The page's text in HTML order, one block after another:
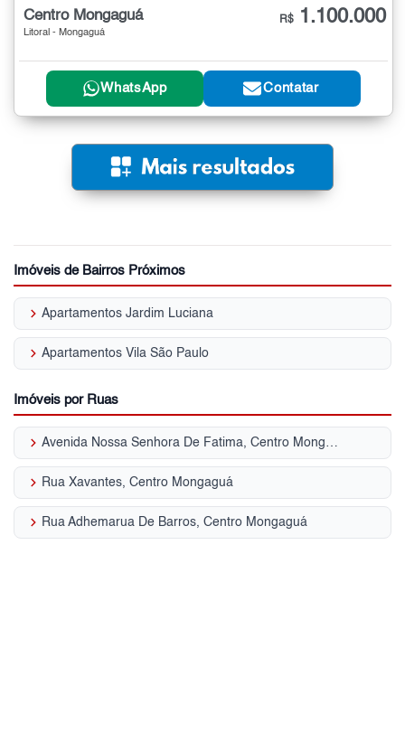
Centro Mongaguá
Litoral - Mongaguá
R$ 1.100.000
WhatsApp Contatar
Imóveis de Bairros Próximos
keyboard_arrow_right Apartamentos Jardim Luciana
keyboard_arrow_right Apartamentos Vila São Paulo
Imóveis por Ruas
keyboard_arrow_right Avenida Nossa Senhora De Fatima, Centro Mongaguá
keyboard_arrow_right Rua Xavantes, Centro Mongaguá
keyboard_arrow_right Rua Adhemarua De Barros, Centro Mongaguá